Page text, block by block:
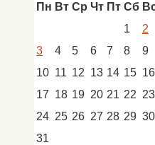
Пн Вт Ср Чт Пт Сб
1
2
3
4 5 6 7 8
9
10 11 12 13 14 15 16
17 18 19 20 21 22 23
24 25 26 27 28 29 30
31